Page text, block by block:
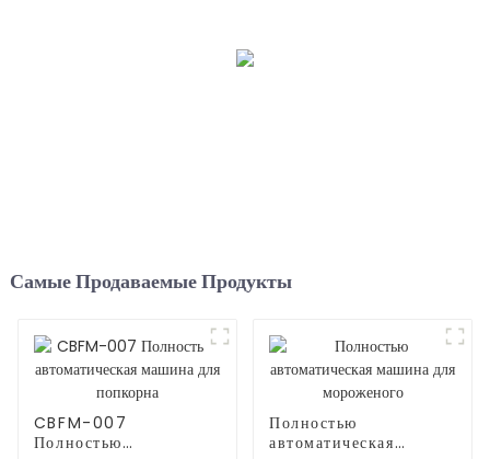
Самые Продаваемые Продукты
CBFM-007
Полностью
Полностью
автоматическая